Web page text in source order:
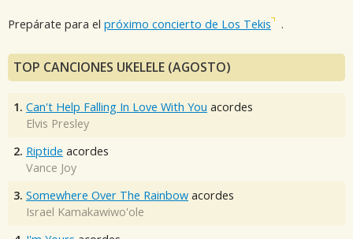
Prepárate para el próximo concierto de Los Tekis .
TOP CANCIONES UKELELE (AGOSTO)
1. Can't Help Falling In Love With You acordes
Elvis Presley
2. Riptide acordes
Vance Joy
3. Somewhere Over The Rainbow acordes
Israel Kamakawiwo'ole